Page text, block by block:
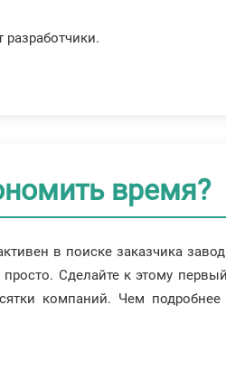
время?
в поиске заказчика
Сделайте к этому
компаний. Чем